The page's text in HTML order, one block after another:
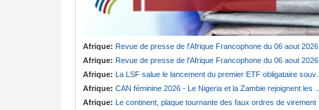
Afrique: Revue de presse de l'Afrique Francophone du 06 aout 2026
Afrique: Revue de presse de l'Afrique Francophone du 06 aout 2026
Afrique: La LSF salue le lancement du premier ETF obligataire souverain africain (USD) disponible en Europe
Afrique: CAN féminine 2026 - Le Nigeria et la Zambie rejoignent les quarts de finale
Afrique: Le continent, plaque tournante des faux ordres de virement